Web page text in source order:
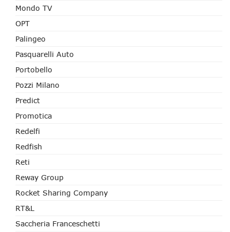
Mondo TV
OPT
Palingeo
Pasquarelli Auto
Portobello
Pozzi Milano
Predict
Promotica
Redelfi
Redfish
Reti
Reway Group
Rocket Sharing Company
RT&L
Saccheria Franceschetti